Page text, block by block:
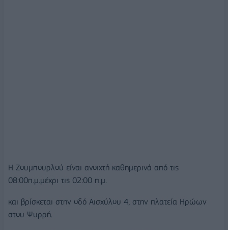
H Ζουμπουρλού είναι ανοιχτή καθημερινά από τις
08:00π.μ.μέχρι τις 02:00 π.μ.
και βρίσκεται στην οδό Αισχύλου 4, στην πλατεία Ηρώων
στου Ψυρρή.